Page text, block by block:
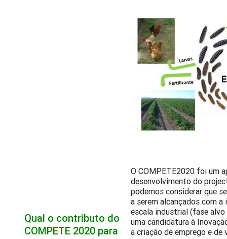
Qual o contributo do
COMPETE 2020 para
O COMPETE2020 foi um
desenvolvimento do
podemos considerar que
a serem alcançados com
escala industrial (fase
uma candidatura à
a criação de emprego e de